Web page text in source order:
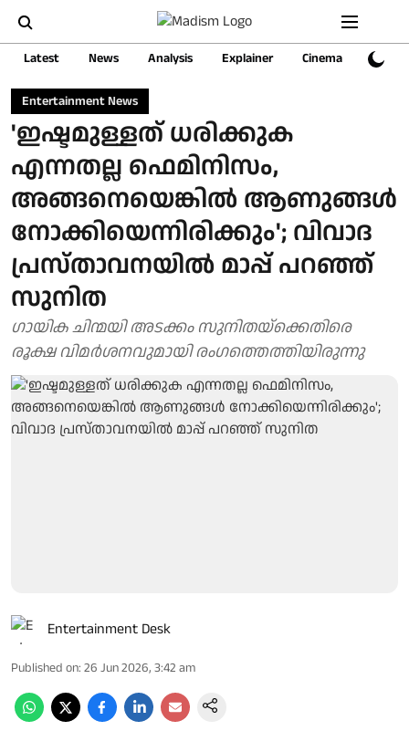
Latest News Analysis Explainer Cinema Sports
Entertainment News
'ഇഷ്ടമുള്ളത് ധരിക്കുക
എന്നതല്ല ഫെമിനിസം,
അങ്ങനെയെങ്കിൽ ആണുങ്ങൾ
നോക്കിയെന്നിരിക്കും'; വിവാദ
പ്രസ്താവനയിൽ മാപ്പ് പറഞ്ഞ്
സുനിത
ഗായിക ചിന്മയി അടക്കം സുനിതയ്ക്കെതിരെ
രൂക്ഷ വിമർശനവുമായി രംഗത്തെത്തിയിരുന്നു
Entertainment Desk
Published on: 26 Jun 2026, 3:42 am